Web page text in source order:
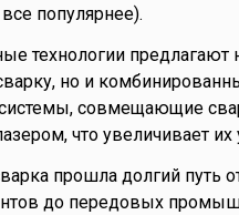
все популярнее).
технологии предлагают
но и
совмещающие
что увеличивает их
прошла долгий путь
до передовых